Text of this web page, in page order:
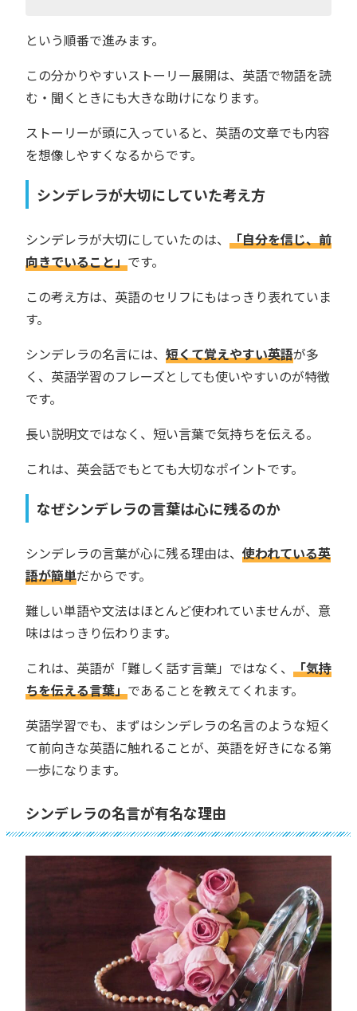
という順番で進みます。
この分かりやすいストーリー展開は、英語で物語を読
む・聞くときにも大きな助けになります。
ストーリーが頭に入っていると、英語の文章でも内容
を想像しやすくなるからです。
シンデレラが大切にしていた考え方
シンデレラが大切にしていたのは、 「自分を信じ、前
向きでいること」です。
この考え方は、英語のセリフにもはっきり表れていま
す。
シンデレラの名言には、 短くて覚えやすい英語が多
く、英語学習のフレーズとしても使いやすいのが特徴
です。
長い説明文ではなく、短い言葉で気持ちを伝える。
これは、英会話でもとても大切なポイントです。
なぜシンデレラの言葉は心に残るのか
シンデレラの言葉が心に残る理由は、 使われている英
語が簡単だからです。
難しい単語や文法はほとんど使われていませんが、意
味ははっきり伝わります。
これは、英語が「難しく話す言葉」ではなく、 「気持
ちを伝える言葉」であることを教えてくれます。
英語学習でも、まずはシンデレラの名言のような短く
て前向きな英語に触れることが、英語を好きになる第
一歩になります。
シンデレラの名言が有名な理由